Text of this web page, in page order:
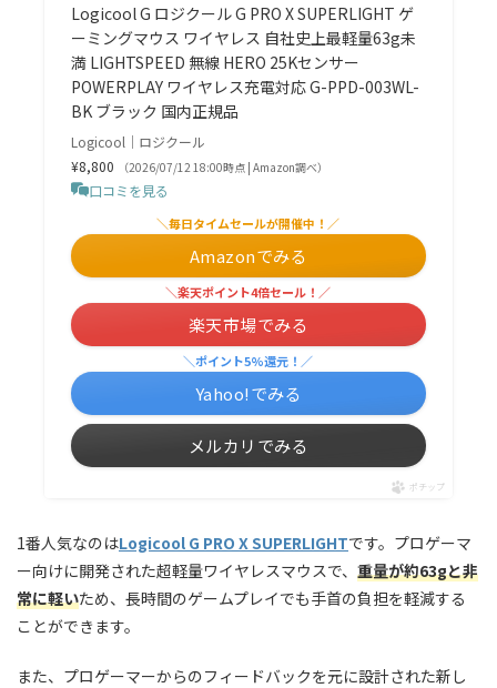
Logicool G ロジクール G PRO X SUPERLIGHT ゲ
ーミングマウス ワイヤレス 自社史上最軽量63g未
満 LIGHTSPEED 無線 HERO 25Kセンサー
POWERPLAY ワイヤレス充電対応 G-PPD-003WL-
BK ブラック 国内正規品
Logicool｜ロジクール
¥8,800
（2026/07/12 18:00時点 | Amazon調べ）
口コミを見る
＼毎日タイムセールが開催中！／
Amazonでみる
＼楽天ポイント4倍セール！／
楽天市場でみる
＼ポイント5%還元！／
Yahoo!でみる
メルカリでみる
ポチップ
1番人気なのはLogicool G PRO X SUPERLIGHTです。プロゲーマ
ー向けに開発された超軽量ワイヤレスマウスで、 重量が約63gと非
常に軽いため、長時間のゲームプレイでも手首の負担を軽減する
ことができます。
また、プロゲーマーからのフィードバックを元に設計された新し